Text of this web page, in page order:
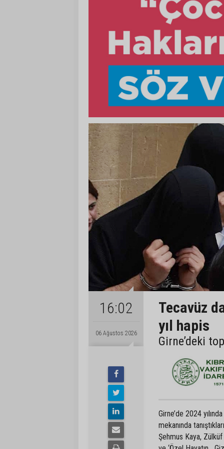
16:02
06 Ağustos 2026
Tecavüz
yıl hapis
Girne’deki
Girne’de 2024
mekanında
Şehmus Kaya, Zülküf